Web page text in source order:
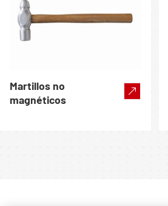
Martillos no
magnéticos